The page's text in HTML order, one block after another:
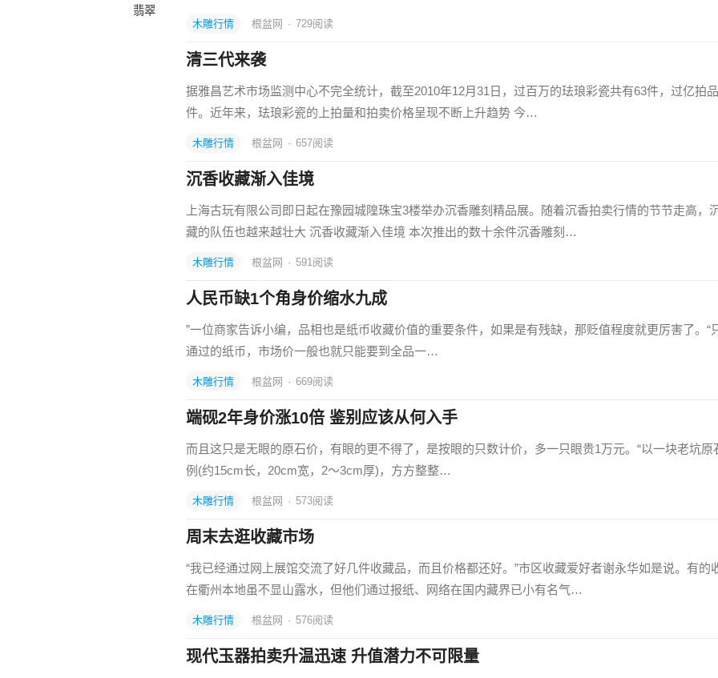
翡翠
木雕行情 根盆网 · 729阅读
清三代来袭
据雅昌艺术市场监测中心不完全统计，截至2010年12月31日，过百万的珐琅彩瓷共有63件，过亿拍
件。近年来，珐琅彩瓷的上拍量和拍卖价格呈现不断上升趋势 今…
木雕行情 根盆网 · 657阅读
沉香收藏渐入佳境
上海古玩有限公司即日起在豫园城隍珠宝3楼举办沉香雕刻精品展。随着沉香拍卖行情的节节走高，
藏的队伍也越来越壮大 沉香收藏渐入佳境 本次推出的数十余件沉香雕刻…
木雕行情 根盆网 · 591阅读
人民币缺1个角身价缩水九成
”一位商家告诉小编，品相也是纸币收藏价值的重要条件，如果是有残缺，那贬值程度就更厉害了。“
通过的纸币，市场价一般也就只能要到全品一…
木雕行情 根盆网 · 669阅读
端砚2年身价涨10倍 鉴别应该从何入手
而且这只是无眼的原石价，有眼的更不得了，是按眼的只数计价，多一只眼贵1万元。“以一块老坑原
例(约15cm长，20cm宽，2～3cm厚)，方方整整…
木雕行情 根盆网 · 573阅读
周末去逛收藏市场
“我已经通过网上展馆交流了好几件收藏品，而且价格都还好。”市区收藏爱好者谢永华如是说。有的
在衢州本地虽不显山露水，但他们通过报纸、网络在国内藏界已小有名气…
木雕行情 根盆网 · 576阅读
现代玉器拍卖升温迅速 升值潜力不可限量